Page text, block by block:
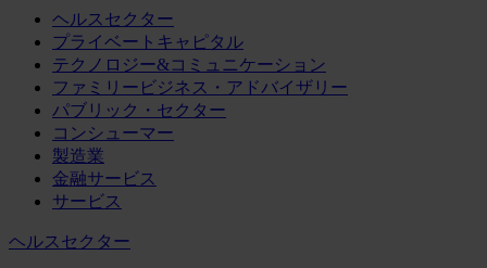
ヘルスセクター
プライベートキャピタル
テクノロジー&コミュニケーション
ファミリービジネス・アドバイザリー
パブリック・セクター
コンシューマー
製造業
金融サービス
サービス
ヘルスセクター